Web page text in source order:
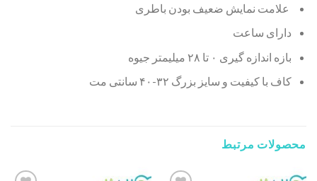
علامت نمایش ضعیف بودن باطری
دارای ساعت
بازه اندازه گیری ۰ تا ۲۸ میلیمتر جیوه
کاف با کیفیت و سایز بزرگ ۳۲-۴۰ سانتی مت
محصولات مرتبط